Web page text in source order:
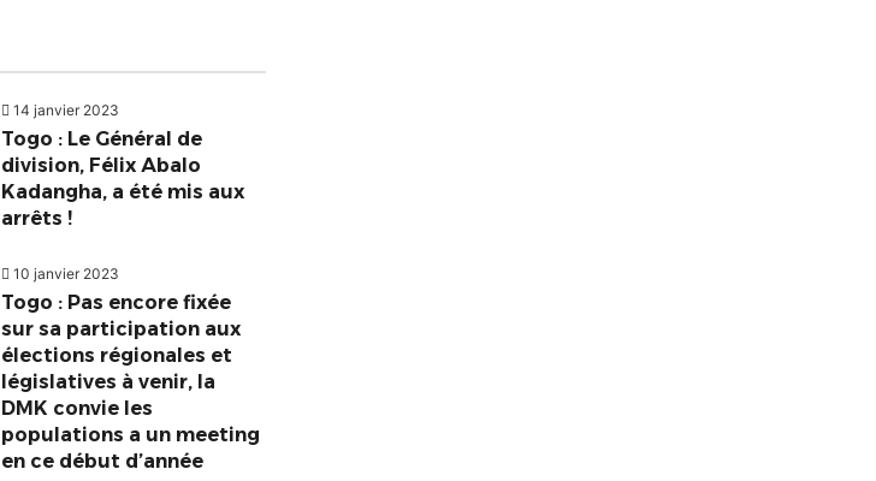
14 janvier 2023
Togo : Le Général de
division, Félix Abalo
Kadangha, a été mis aux
arrêts !
10 janvier 2023
Togo : Pas encore fixée
sur sa participation aux
élections régionales et
législatives à venir, la
DMK convie les
populations a un meeting
en ce début d’année